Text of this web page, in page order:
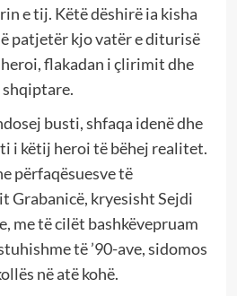
e tij. Këtë dëshirë ia kisha
patjetër kjo vatër e diturisë
flakadan i çlirimit dhe
busti, shfaqa idenë dhe
i këtij heroi të bëhej realitet.
përfaqësuesve të
Grabanicë, kryesisht Sejdi
me të cilët bashkëvepruam
të ’90-ave, sidomos
në atë kohë.